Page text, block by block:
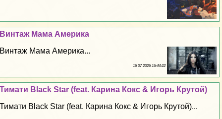
Винтаж Мама Америка
Винтаж Мама Америка...
16 07 2026 16:44:22
Тимати Black Star (feat. Карина Кокс & Игорь Крутой)
Тимати Black Star (feat. Карина Кокс & Игорь Крутой)...